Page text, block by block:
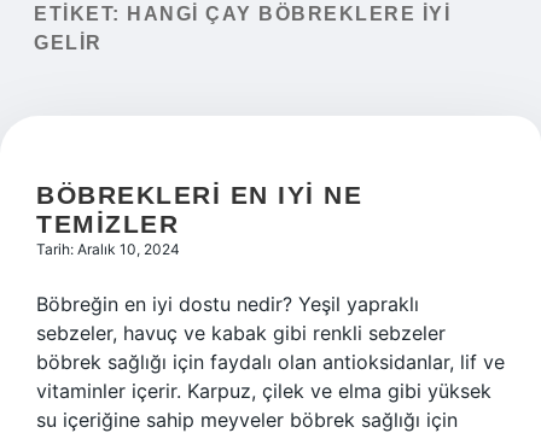
Yasal Uyarı
ETIKET:
HANGI ÇAY BÖBREKLERE IYI
GELIR
BÖBREKLERI EN IYI NE
TEMIZLER
Tarih: Aralık 10, 2024
Böbreğin en iyi dostu nedir? Yeşil yapraklı
sebzeler, havuç ve kabak gibi renkli sebzeler
böbrek sağlığı için faydalı olan antioksidanlar, lif ve
vitaminler içerir. Karpuz, çilek ve elma gibi yüksek
su içeriğine sahip meyveler böbrek sağlığı için